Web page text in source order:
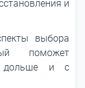
и
выбора
поможет
дольше и с